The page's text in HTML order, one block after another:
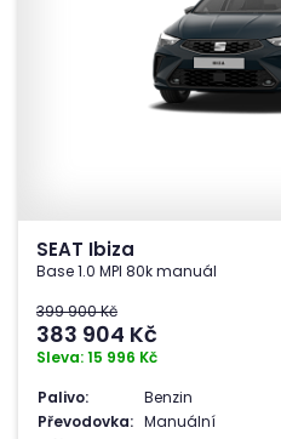
SEAT Ibiza
Base 1.0 MPI 80k manuál
399 900 Kč
383 904 Kč
Sleva: 15 996 Kč
Palivo:
Benzin
Převodovka: Manuální